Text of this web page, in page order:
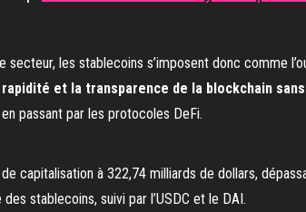
les stablecoins s’imposent donc comme
rapidité et la transparence de la blockchain
passant par les protocoles DeFi.
capitalisation à 322,74 milliards de dollars,
stablecoins, suivi par l’USDC et le DAI.